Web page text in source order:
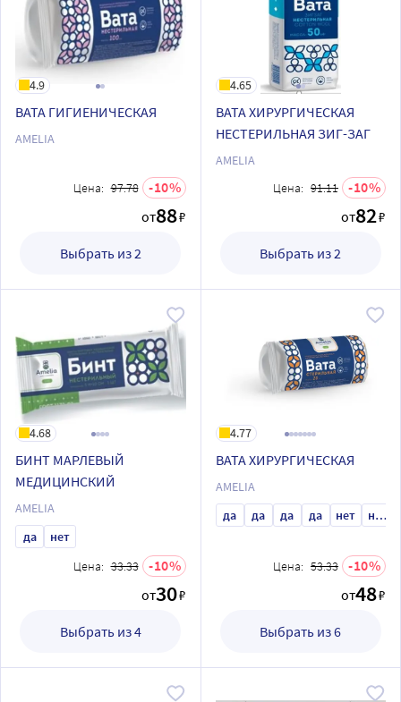
4.9
ВАТА ГИГИЕНИЧЕСКАЯ
AMELIA
Цена: 97.78
10
от88₽
Выбрать из 2
4.65
ВАТА ХИРУРГИЧЕСКАЯ
НЕСТЕРИЛЬНАЯ ЗИГ-ЗАГ
AMELIA
Цена: 91.11
10
от82₽
Выбрать из 2
4.68
БИНТ МАРЛЕВЫЙ
МЕДИЦИНСКИЙ
AMELIA
да
нет
Цена: 33.33
10
от30₽
Выбрать из 4
4.77
ВАТА ХИРУРГИЧЕСКАЯ
AMELIA
да
да да да нет нет
Цена: 53.33
10
от48₽
Выбрать из 6